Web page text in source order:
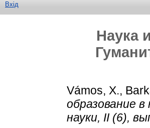
Вхід
Наука
Vámos, X.,
образование
науки, II (6),